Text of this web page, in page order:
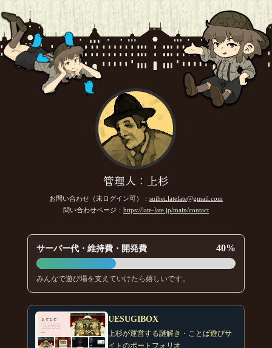
管理人：上杉
お問い合わせ（未ログイン可）： suihei.latelate@gmail.com
問い合わせページ： https://late-late.jp/main/contact
サーバー代・維持費・開発費 40%
みんなで遊び場を支えていけたら嬉しいです。
UESUGIBOX
上杉が運営する謎解き・ことば遊びサ
イトのポートフォリオ